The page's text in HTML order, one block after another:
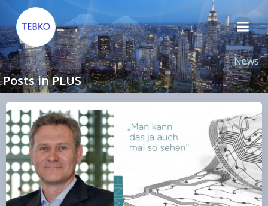
Inhalt
springen
News
Posts in PLUS